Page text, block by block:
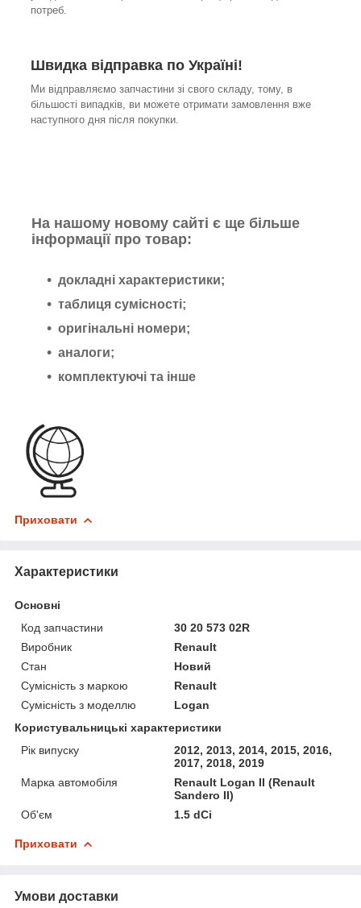
потреб.
Швидка відправка по Україні!
Ми відправляємо запчастини зі свого складу, тому, в
більшості випадків, ви можете отримати замовлення вже
наступного дня після покупки.
На нашому новому сайті є ще більше
інформації про товар:
докладні характеристики;
таблиця сумісності;
оригінальні номери;
аналоги;
комплектуючі та інше
Приховати
Характеристики
Основні
Код запчастини
30 20 573 02R
Виробник
Renault
Стан
Новий
Сумісність з маркою
Renault
Сумісність з моделлю
Logan
Користувальницькі характеристики
Рік випуску
2012, 2013, 2014, 2015, 2016,
2017, 2018, 2019
Марка автомобіля
Renault Logan II (Renault
Sandero II)
Об'єм
1.5 dCi
Приховати
Умови доставки